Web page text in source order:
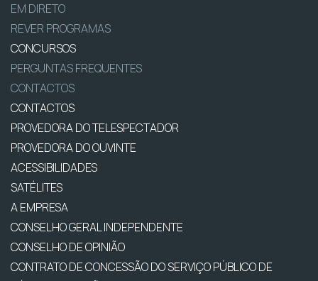
EM DIRETO
REVER PROGRAMAS
CONCURSOS
PERGUNTAS FREQUENTES
CONTACTOS
CONTACTOS
PROVEDORA DO TELESPECTADOR
PROVEDORA DO OUVINTE
ACESSIBILIDADES
SATÉLITES
A EMPRESA
CONSELHO GERAL INDEPENDENTE
CONSELHO DE OPINIÃO
CONTRATO DE CONCESSÃO DO SERVIÇO PÚBLICO DE